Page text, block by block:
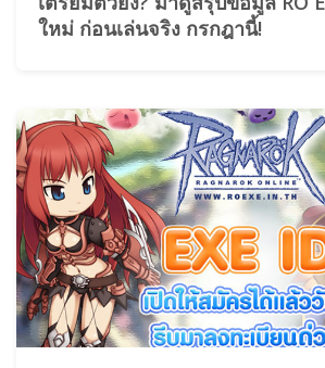
ใหม่ ก่อนเล่นจริง กรกฎานี้!